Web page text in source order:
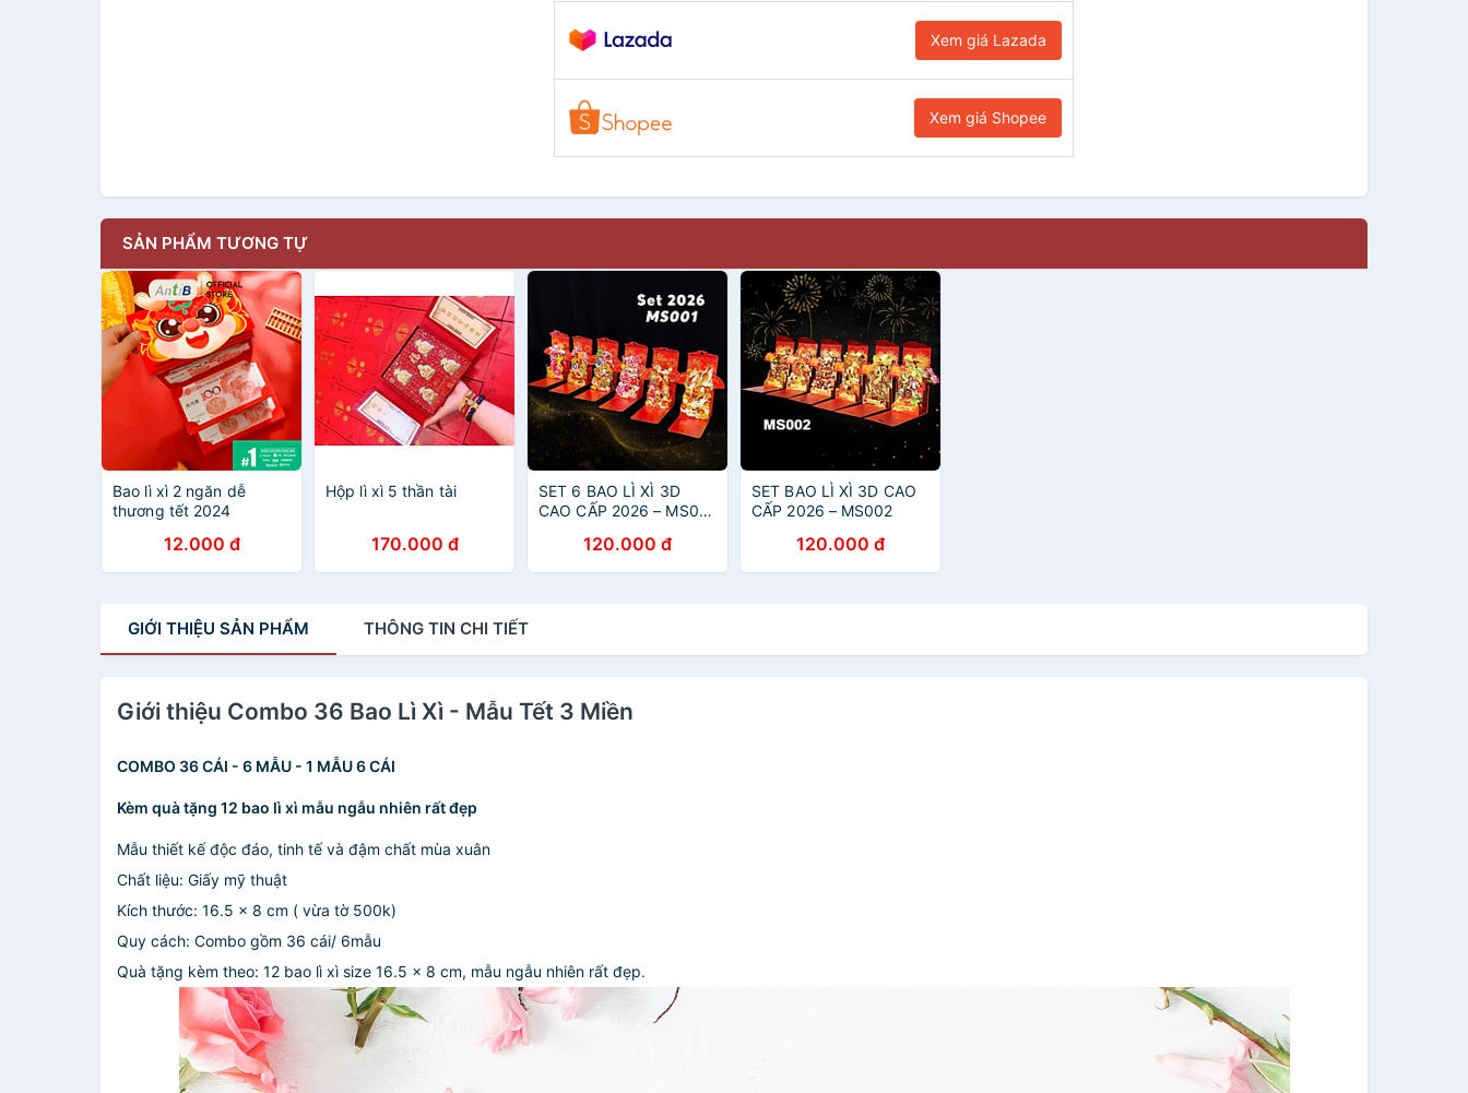
Xem giá Lazada
Xem giá Shopee
SẢN PHẨM TƯƠNG TỰ
Bao lì xì 2 ngăn dễ
thương tết 2024
12.000 đ
Hộp lì xì 5 thần tài
170.000 đ
SET 6 BAO LÌ XÌ 3D
CAO CẤP 2026 – MS001
120.000 đ
SET BAO LÌ XÌ 3D CAO
CẤP 2026 – MS002
120.000 đ
GIỚI THIỆU SẢN PHẨM THÔNG TIN CHI TIẾT
Giới thiệu Combo 36 Bao Lì Xì - Mẫu Tết 3 Miền
COMBO 36 CÁI - 6 MẪU - 1 MẪU 6 CÁI
Kèm quà tặng 12 bao lì xì mẫu ngẫu nhiên rất đẹp
Mẫu thiết kế độc đáo, tinh tế và đậm chất mùa xuân
Chất liệu: Giấy mỹ thuật
Kích thước: 16.5 x 8 cm ( vừa tờ 500k)
Quy cách: Combo gồm 36 cái/ 6mẫu
Quà tặng kèm theo: 12 bao lì xì size 16.5 x 8 cm, mẫu ngẫu nhiên rất đẹp.